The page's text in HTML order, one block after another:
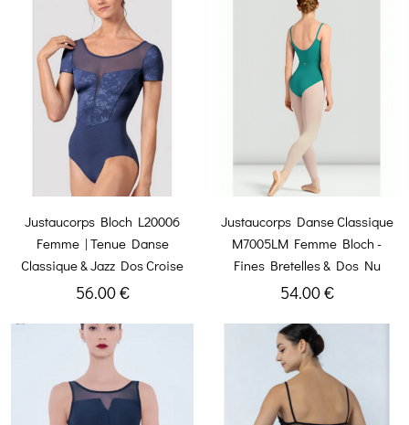
Justaucorps Bloch L20006
Femme | Tenue Danse
Classique & Jazz Dos Croise
56.00 €
Justaucorps Danse Classique
M7005LM Femme Bloch -
Fines Bretelles & Dos Nu
54.00 €